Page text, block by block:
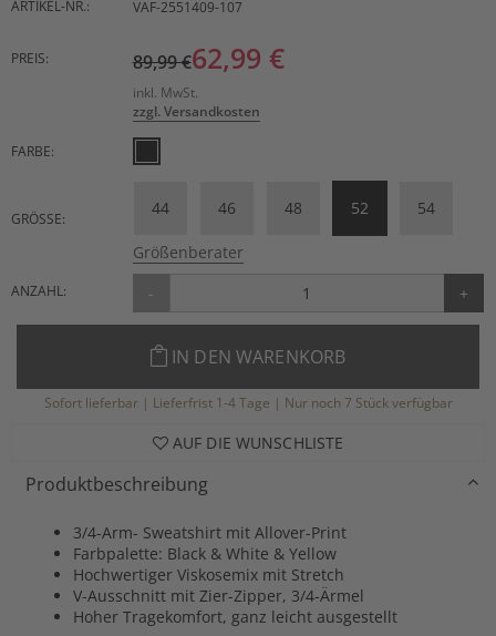
ARTIKEL-NR.:
VAF-2551409-107
PREIS: 89,99 €62,99 €
inkl. MwSt.
zzgl. Versandkosten
FARBE:
GRÖSSE:
44 46 48 52 54
Größenberater
ANZAHL: - +
IN DEN WARENKORB
Sofort lieferbar | Lieferfrist 1-4 Tage | Nur noch 7 Stück verfügbar
AUF DIE WUNSCHLISTE
Produktbeschreibung
3/4-Arm- Sweatshirt mit Allover-Print
Farbpalette: Black & White & Yellow
Hochwertiger Viskosemix mit Stretch
V-Ausschnitt mit Zier-Zipper, 3/4-Ärmel
Hoher Tragekomfort, ganz leicht ausgestellt